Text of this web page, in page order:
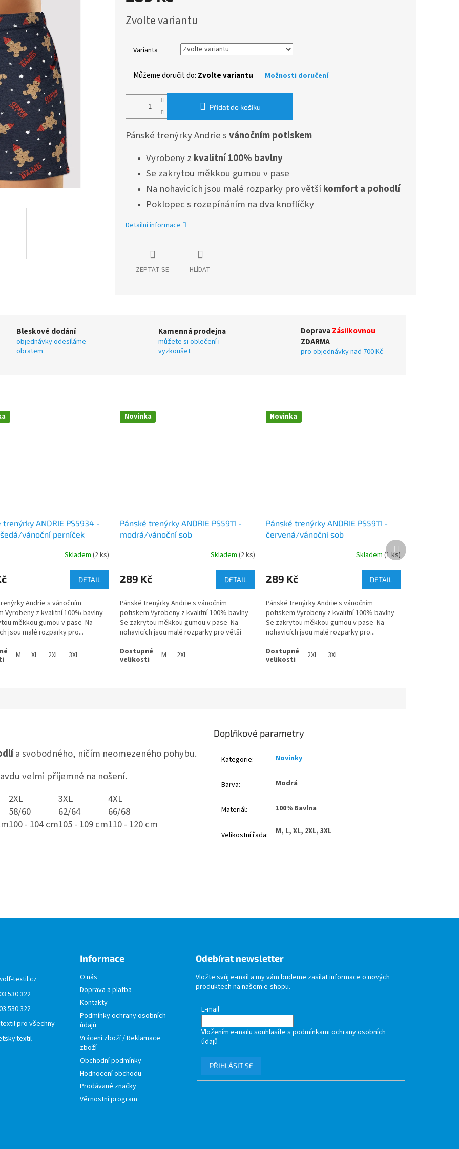
cena:
Zvolte variantu
Varianta
Můžeme doručit do: Zvolte variantu Možnosti doručení
Přidat do košíku
Pánské trenýrky Andrie svánočním potiskem
Vyrobeny z kvalitní 100% bavlny
Se zakrytou měkkou gumou v pase
Na nohavicích jsou malé rozparky pro většíkomfort a pohodlí
Poklopec s rozepínáním na dva knoflíčky
Detailní informace
ZEPTAT SE HLÍDAT
Bleskové dodání
objednávky odesíláme
obratem
Kamenná prodejna
můžete si oblečení i
vyzkoušet
DopravaZásilkovnou
ZDARMA
pro objednávky nad 700 Kč
trenýrky ANDRIE PS5934 -
vánoční perníček
Skladem (2 ks)
DETAIL
Andrie s vánočním
Vyrobeny z kvalitní 100% bavlny
měkkou gumou v pase Na
jsou malé rozparky pro...
M XL 2XL 3XL
Novinka
Pánské trenýrky ANDRIE PS5911 -
modrá/vánoční sob
Skladem (2 ks)
289 Kč DETAIL
Pánské trenýrky Andrie s vánočním
potiskem Vyrobeny z kvalitní 100% bavlny
Se zakrytou měkkou gumou v pase Na
nohavicích jsou malé rozparky pro větší
M
2XL
Novinka
Pánské trenýrky ANDRIE PS5911 -
červená/vánoční sob
Skladem (1 ks)
289 Kč DETAIL
Pánské trenýrky Andrie s vánočním
potiskem Vyrobeny z kvalitní 100% bavlny
Se zakrytou měkkou gumou v pase Na
nohavicích jsou malé rozparky pro...
2XL 3XL
Další
produkt
a svobodného, ničím neomezeného pohybu.
velmi příjemné na nošení.
2XL 3XL
4XL
58/60 62/64
66/68
100 - 104 cm105 - 109 cm110 - 120 cm
Doplňkové parametry
Kategorie: Novinky
Barva: Modrá
Materiál: 100% Bavlna
Velikostní řada: M, L, XL, 2XL, 3XL
textil.cz
530 322
530 322
pro všechny
Informace
O nás
Doprava a platba
Kontakty
Podmínky ochrany osobních
údajů
Vrácení zboží / Reklamace
zboží
Obchodní podmínky
Hodnocení obchodu
Prodávané značky
Věrnostní program
Odebírat newsletter
Vložte svůj e-mail a my vám budeme zasílat informace o nových
produktech na našem e-shopu.
E-mail
Vložením e-mailu souhlasíte spodmínkami ochrany osobních
údajů
PŘIHLÁSIT SE